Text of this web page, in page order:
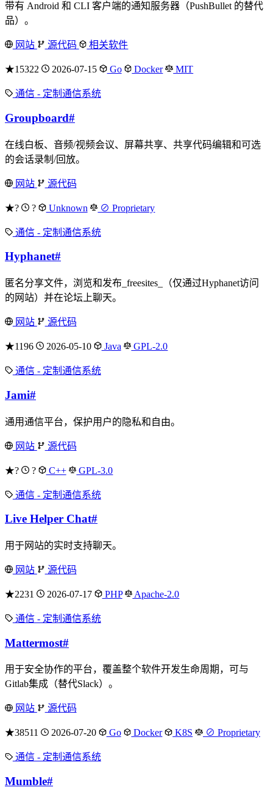
带有 Android 和 CLI 客户端的通知服务器（PushBullet 的替代
品）。
网站 源代码 相关软件
★15322 2026-07-15 Go Docker MIT
通信 - 定制通信系统
Groupboard#
在线白板、音频/视频会议、屏幕共享、共享代码编辑和可选
的会话录制/回放。
网站 源代码
★? ? Unknown ⊘ Proprietary
通信 - 定制通信系统
Hyphanet#
匿名分享文件，浏览和发布_freesites_（仅通过Hyphanet访问
的网站）并在论坛上聊天。
网站 源代码
★1196 2026-05-10 Java GPL-2.0
通信 - 定制通信系统
Jami#
通用通信平台，保护用户的隐私和自由。
网站 源代码
★? ? C++ GPL-3.0
通信 - 定制通信系统
Live Helper Chat#
用于网站的实时支持聊天。
网站 源代码
★2231 2026-07-17 PHP Apache-2.0
通信 - 定制通信系统
Mattermost#
用于安全协作的平台，覆盖整个软件开发生命周期，可与
Gitlab集成（替代Slack）。
网站 源代码
★38511 2026-07-20 Go Docker K8S ⊘ Proprietary
通信 - 定制通信系统
Mumble#